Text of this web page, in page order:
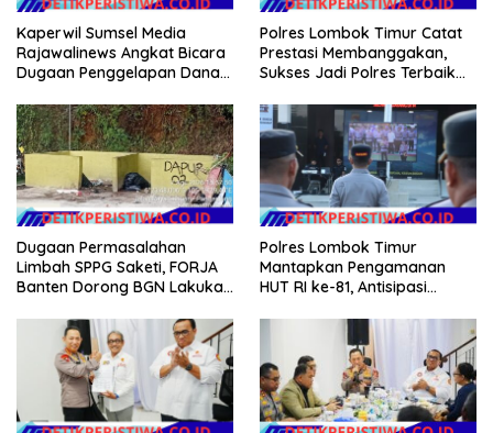
Kaperwil Sumsel Media
Rajawalinews Angkat Bicara
Dugaan Penggelapan Dana
Argomulyo Belitang Jaya
Hilang 3 Bulan Bawa
Anggaran Pembangunan
Polres Lombok Timur Catat
Prestasi Membanggakan,
Sukses Jadi Polres Terbaik
NTB
Dugaan Permasalahan
Limbah SPPG Saketi, FORJA
Banten Dorong BGN Lakukan
Polres Lombok Timur
Mantapkan Pengamanan
HUT RI ke-81, Antisipasi
Agenda Kapolri